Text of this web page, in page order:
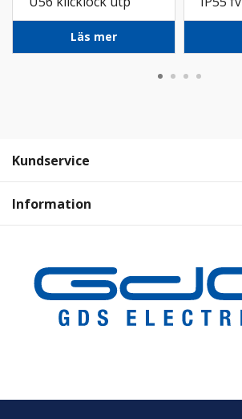
IP55 tom vit
Läs mer
Kundservice
Information